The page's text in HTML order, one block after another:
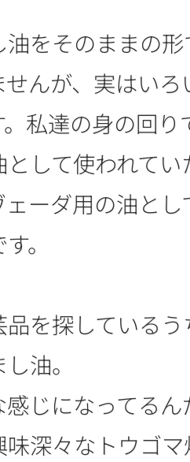
をそのままの
んが、実はい
私達の身の回
して使われて
ーダ用の油と
。
を探している
油。
じになってる
味深々なトウゴ